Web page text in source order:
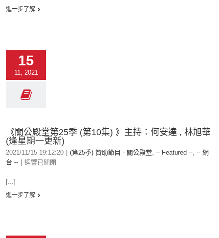
進一步了解
15
11, 2021
《關公殿堂第25季 (第10集) 》主持：何安達 , 林旭華
(逢星期一更新)
2021/11/15 19:12:20 (第25季) 贊助節目 - 關公殿堂, -- Featured --, -- 網
台 --
迴響已關閉
[...]
進一步了解